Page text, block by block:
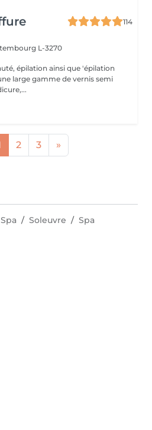
114
L-3270
épilation ainsi que 'épilation
large gamme de vernis semi
2 3 »
Soleuvre Spa